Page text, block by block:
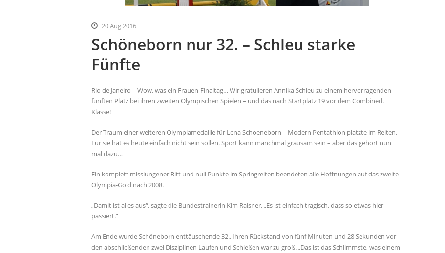
20 Aug 2016
Schöneborn nur 32. – Schleu starke
Fünfte
Rio de Janeiro – Wow, was ein Frauen-Finaltag… Wir gratulieren Annika Schleu zu einem hervorragenden
fünften Platz bei ihren zweiten Olympischen Spielen – und das nach Startplatz 19 vor dem Combined.
Klasse!
Der Traum einer weiteren Olympiamedaille für Lena Schoeneborn – Modern Pentathlon platzte im Reiten.
Für sie hat es heute einfach nicht sein sollen. Sport kann manchmal grausam sein – aber das gehört nun
mal dazu…
Ein komplett misslungener Ritt und null Punkte im Springreiten beendeten alle Hoffnungen auf das zweite
Olympia-Gold nach 2008.
„Damit ist alles aus“, sagte die Bundestrainerin Kim Raisner. „Es ist einfach tragisch, dass so etwas hier
passiert.“
Am Ende wurde Schöneborn enttäuschende 32.. Ihren Rückstand von fünf Minuten und 28 Sekunden vor
den abschließenden zwei Disziplinen Laufen und Schießen war zu groß. „Das ist das Schlimmste, was einem